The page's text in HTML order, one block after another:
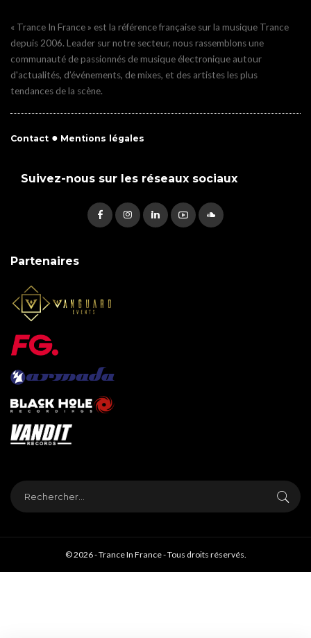
« Trance In France » est la référence française sur la musique Trance
depuis 2006. Leader sur notre secteur, nous rassemblons une
communauté de passionnés de musique électronique autour
d'actualités, d’événements, de mixes, et des artistes les plus
tendances de la scène.
Contact ● Mentions légales
Suivez-nous sur les réseaux sociaux
Partenaires
© 2026 - Trance In France - Tous droits réservés.